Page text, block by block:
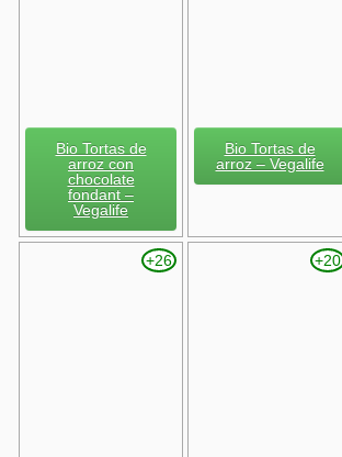
Bio Tortas de
arroz con
chocolate
fondant –
Vegalife
Bio Tortas de
arroz – Vegalife
+26 +20